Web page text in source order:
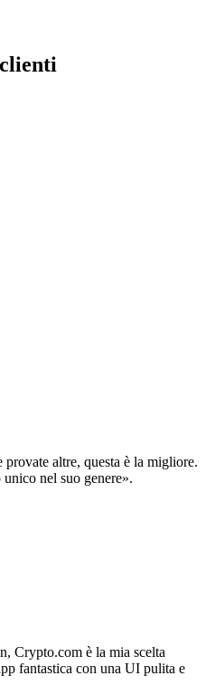
altre, questa è la migliore.
nel suo genere».
Crypto.com è la mia scelta
fantastica con una UI pulita e